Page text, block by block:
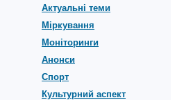
Актуальні теми
Міркування
Моніторинги
Анонси
Спорт
Культурний аспект